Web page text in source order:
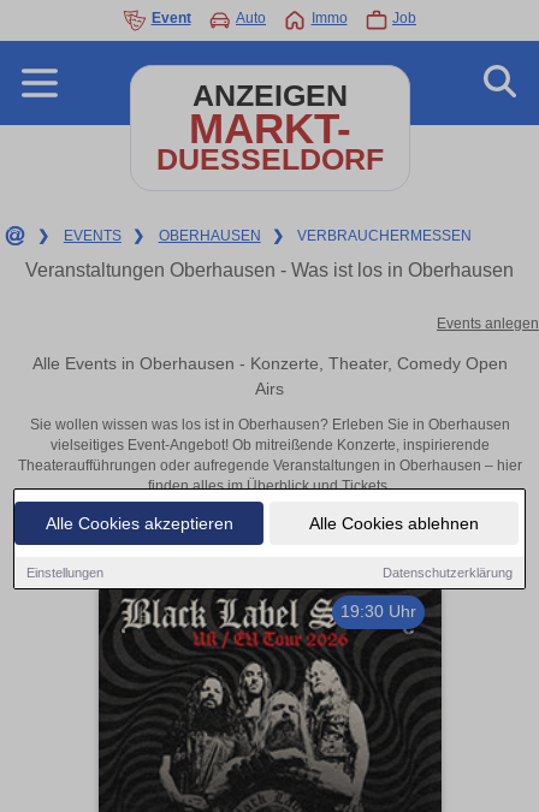
Alle Cookies akzeptieren Alle Cookies ablehnen
Einstellungen Datenschutzerklärung
Event Auto Immo Job
ANZEIGEN
MARKT-
DUESSELDORF
❯ EVENTS ❯ OBERHAUSEN ❯ VERBRAUCHERMESSEN
Veranstaltungen Oberhausen - Was ist los in Oberhausen
Events anlegen
Alle Events in Oberhausen - Konzerte, Theater, Comedy Open
Airs
Sie wollen wissen was los ist in Oberhausen? Erleben Sie in Oberhausen
vielseitiges Event-Angebot! Ob mitreißende Konzerte, inspirierende
Theateraufführungen oder aufregende Veranstaltungen in Oberhausen – hier
finden alles im Überblick und Tickets.
19:30 Uhr